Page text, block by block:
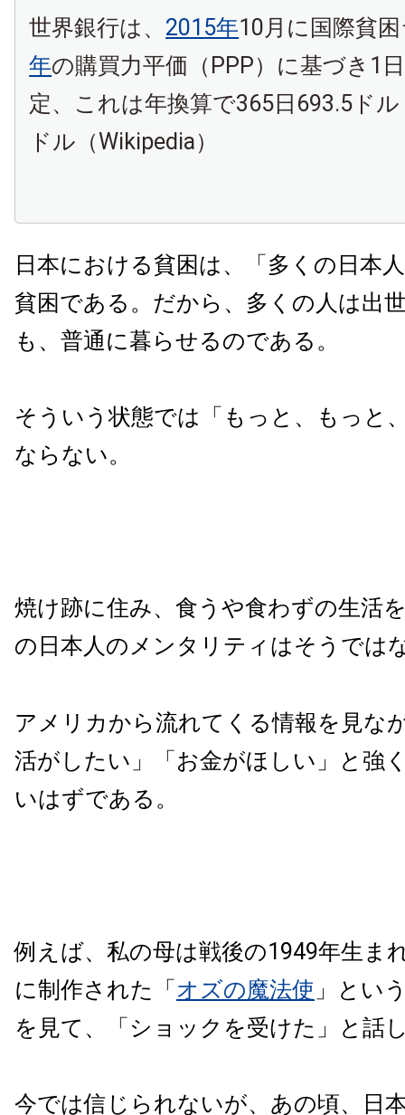
世界銀行は、 2015年10月に国際貧
年の購買力平価（PPP）に基づき1
定、これは年換算で365日693.5ド
ドル（Wikipedia）
日本における貧困は、「多くの日本
貧困である。だから、多くの人は出
も、普通に暮らせるのである。
そういう状態では「もっと、もっと
ならない。
焼け跡に住み、食うや食わずの生活
の日本人のメンタリティはそうでは
アメリカから流れてくる情報を見な
活がしたい」「お金がほしい」と強
いはずである。
例えば、私の母は戦後の1949年生ま
に制作された「オズの魔法使 」とい
を見て、「ショックを受けた」と話
今では信じられないが、あの頃、日